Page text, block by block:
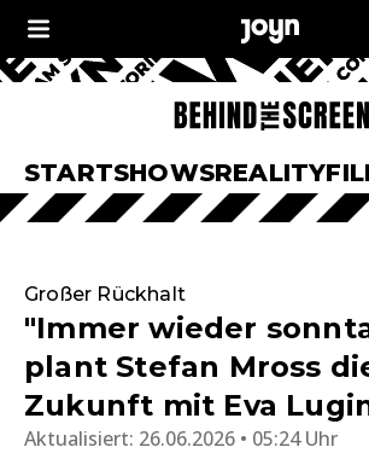
STARTSHOWSREALITY
Großer Rückhalt
"Immer wieder
plant Stefan Mross
Zukunft mit Eva
Aktualisiert: 26.06.2026 • 05:24 Uhr